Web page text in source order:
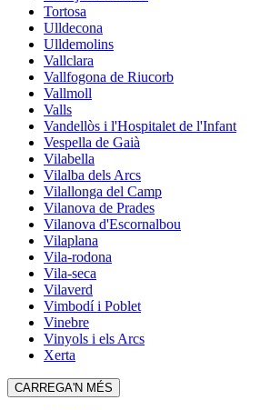
Tortosa
Ulldecona
Ulldemolins
Vallclara
Vallfogona de Riucorb
Vallmoll
Valls
Vandellòs i l'Hospitalet de l'Infant
Vespella de Gaià
Vilabella
Vilalba dels Arcs
Vilallonga del Camp
Vilanova de Prades
Vilanova d'Escornalbou
Vilaplana
Vila-rodona
Vila-seca
Vilaverd
Vimbodí i Poblet
Vinebre
Vinyols i els Arcs
Xerta
CARREGA'N MÉS